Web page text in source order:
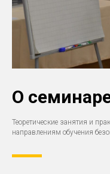
О
Теоретические занятия и
направлениям обучения